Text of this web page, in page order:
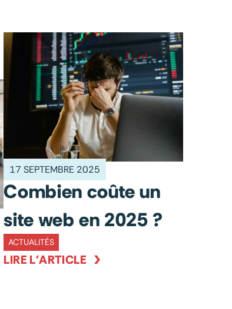
17 SEPTEMBRE 2025
Combien coûte un
site web en 2025 ?
ACTUALITÉS
LIRE L'ARTICLE